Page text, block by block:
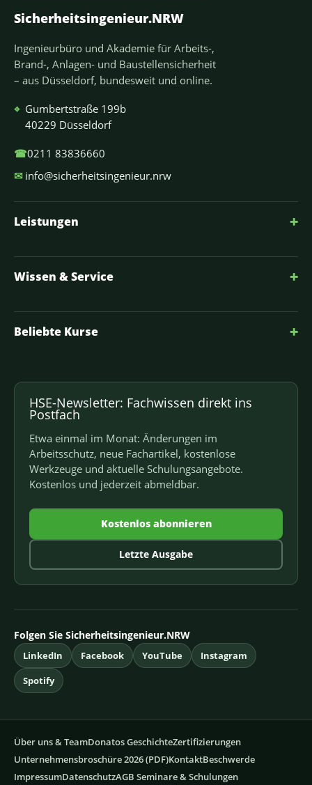
Sicherheitsingenieur.NRW
Ingenieurbüro und Akademie für Arbeits-,
Brand-, Anlagen- und Baustellensicherheit
– aus Düsseldorf, bundesweit und online.
⌖ Gumbertstraße 199b
40229 Düsseldorf
☎0211 83836660
✉ info@sicherheitsingenieur.nrw
Leistungen +
Wissen & Service +
Beliebte Kurse +
HSE-Newsletter: Fachwissen direkt ins
Postfach
Etwa einmal im Monat: Änderungen im
Arbeitsschutz, neue Fachartikel, kostenlose
Werkzeuge und aktuelle Schulungsangebote.
Kostenlos und jederzeit abmeldbar.
Kostenlos abonnieren
Letzte Ausgabe
Folgen Sie Sicherheitsingenieur.NRW
LinkedIn Facebook YouTube
Instagram
Spotify
Über uns & TeamDonatos GeschichteZertifizierungen
Unternehmensbroschüre 2026 (PDF)KontaktBeschwerde
ImpressumDatenschutzAGB Seminare & Schulungen